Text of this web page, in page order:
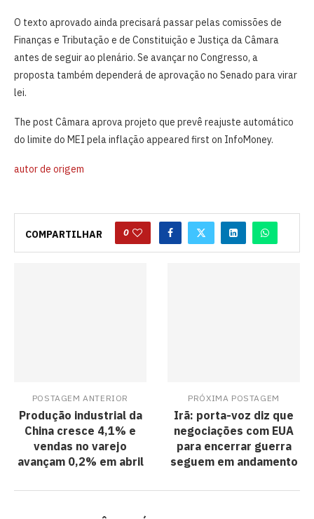
O texto aprovado ainda precisará passar pelas comissões de
Finanças e Tributação e de Constituição e Justiça da Câmara
antes de seguir ao plenário. Se avançar no Congresso, a
proposta também dependerá de aprovação no Senado para virar
lei.
The post Câmara aprova projeto que prevê reajuste automático
do limite do MEI pela inflação appeared first on InfoMoney.
autor de origem
COMPARTILHAR 0
POSTAGEM ANTERIOR
Produção industrial da
China cresce 4,1% e
vendas no varejo
avançam 0,2% em abril
PRÓXIMA POSTAGEM
Irã: porta-voz diz que
negociações com EUA
para encerrar guerra
seguem em andamento